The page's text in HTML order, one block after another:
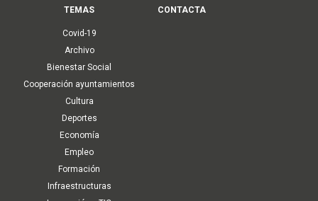
TEMAS
Covid-19
Archivo
Bienestar Social
Cooperación ayuntamientos
Cultura
Deportes
Economía
Empleo
Formación
Infraestructuras
CONTACTA